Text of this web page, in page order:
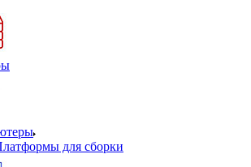
для сборки